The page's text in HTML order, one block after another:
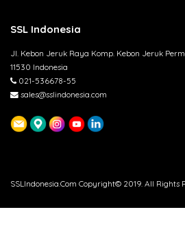
SSL Indonesia
Jl. Kebon Jeruk Raya Komp. Kebon Jeruk
11530 Indonesia
021-536678-55
sales@sslindonesia.com
SSLIndonesia.Com Copyright© 2019. All Rights